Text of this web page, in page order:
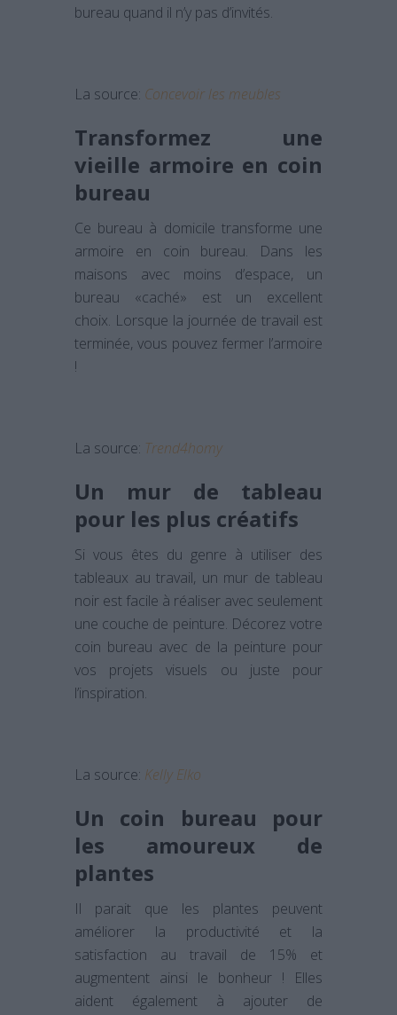
bureau quand il n’y pas d’invités.
La source: Concevoir les meubles
Transformez une
vieille armoire en coin
bureau
Ce bureau à domicile transforme une
armoire en coin bureau. Dans les
maisons avec moins d’espace, un
bureau «caché» est un excellent
choix. Lorsque la journée de travail est
terminée, vous pouvez fermer l’armoire
!
La source: Trend4homy
Un mur de tableau
pour les plus créatifs
Si vous êtes du genre à utiliser des
tableaux au travail, un mur de tableau
noir est facile à réaliser avec seulement
une couche de peinture. Décorez votre
coin bureau avec de la peinture pour
vos projets visuels ou juste pour
l’inspiration.
La source: Kelly Elko
Un coin bureau pour
les amoureux de
plantes
Il parait que les plantes peuvent
améliorer la productivité et la
satisfaction au travail de 15% et
augmentent ainsi le bonheur ! Elles
aident également à ajouter de